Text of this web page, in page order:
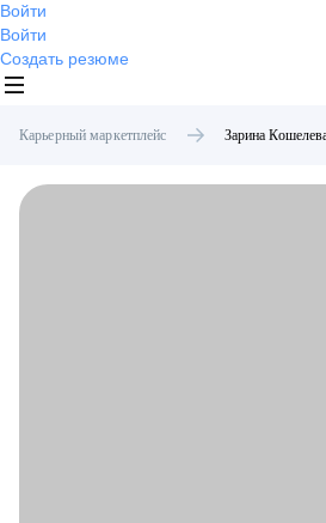
Войти
Войти
Создать резюме
Карьерный маркетплейс Зарина